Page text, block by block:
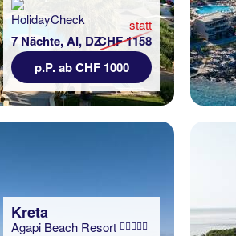
7 Nächte, AI, DZ
statt
CHF 1158
p.P. ab CHF 1000
Kreta
Agapi Beach Resort